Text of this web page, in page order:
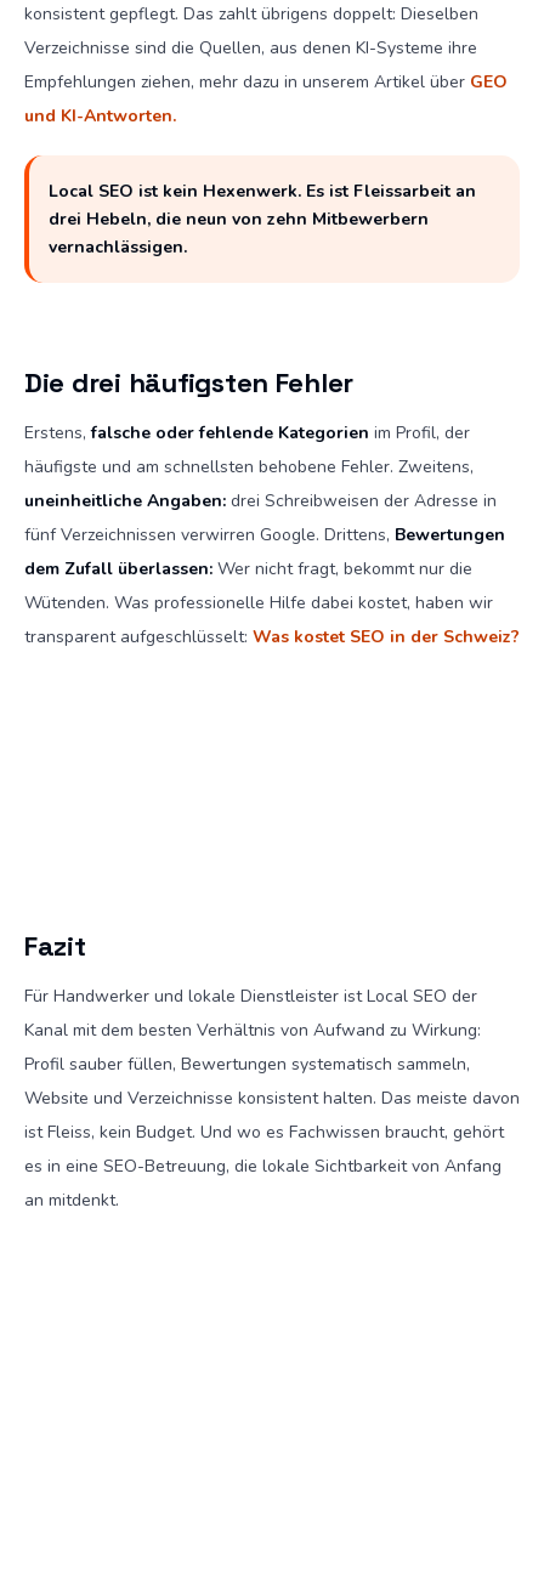
konsistent gepflegt. Das zahlt übrigens doppelt: Dieselben
Verzeichnisse sind die Quellen, aus denen KI-Systeme ihre
Empfehlungen ziehen, mehr dazu in unserem Artikel über GEO
und KI-Antworten.
Local SEO ist kein Hexenwerk. Es ist Fleissarbeit an
drei Hebeln, die neun von zehn Mitbewerbern
vernachlässigen.
Die drei häufigsten Fehler
Erstens,falsche oder fehlende Kategorien im Profil, der
häufigste und am schnellsten behobene Fehler. Zweitens,
uneinheitliche Angaben: drei Schreibweisen der Adresse in
fünf Verzeichnissen verwirren Google. Drittens, Bewertungen
dem Zufall überlassen: Wer nicht fragt, bekommt nur die
Wütenden. Was professionelle Hilfe dabei kostet, haben wir
transparent aufgeschlüsselt: Was kostet SEO in der Schweiz?
Fazit
Für Handwerker und lokale Dienstleister ist Local SEO der
Kanal mit dem besten Verhältnis von Aufwand zu Wirkung:
Profil sauber füllen, Bewertungen systematisch sammeln,
Website und Verzeichnisse konsistent halten. Das meiste davon
ist Fleiss, kein Budget. Und wo es Fachwissen braucht, gehört
es in eine SEO-Betreuung, die lokale Sichtbarkeit von Anfang
an mitdenkt.